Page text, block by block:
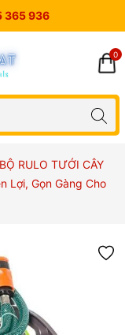
365 936
0
RULO TƯỚI CÂY
Lợi, Gọn Gàng Cho